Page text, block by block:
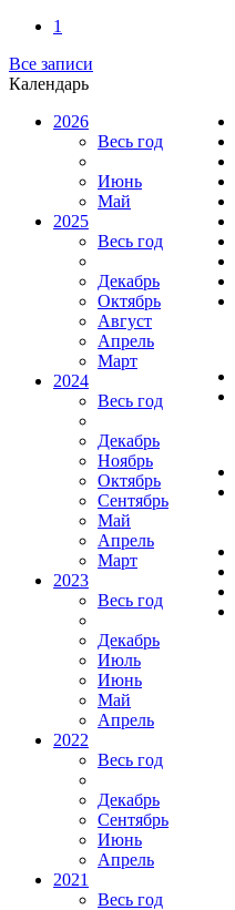
1
Все записи
Календарь
2026
Весь год
Июнь
Май
2025
Весь год
Декабрь
Октябрь
Август
Апрель
Март
2024
Весь год
Декабрь
Ноябрь
Октябрь
Сентябрь
Май
Апрель
Март
2023
Весь год
Декабрь
Июль
Июнь
Май
Апрель
2022
Весь год
Декабрь
Сентябрь
Июнь
Апрель
2021
Весь год